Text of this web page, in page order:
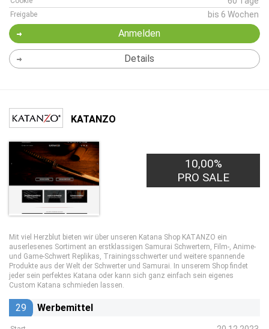
Freigabe bis 6 Wochen
Anmelden
Details
KATANZO
10,00%
PRO SALE
Mit viel Herzblut bieten wir über unseren Katana Shop KATANZO ein
auserlesenes Sortiment an erstklassigen Samurai Schwertern, Film-, Anime-
und Game-Schwert Replikas, Trainingsschwerter und weitere spannende
Produkte aus der Welt der Schwerter und Samurai. In unserem Shop findet
jeder sein perfektes Katana oder kann sich ganz einfach sein eigenes
Custom Katana schmieden lassen.
29 Werbemittel